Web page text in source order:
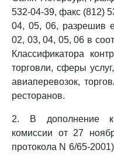
532-04-39, факс (812)
04, 05, 06, разрешив
02, 03, 04, 05, 06 в
Классификатора
торговли, сферы
авиаперевозок,
ресторанов.
2. В дополнение к
комиссии от 27
протокола N 6/65-